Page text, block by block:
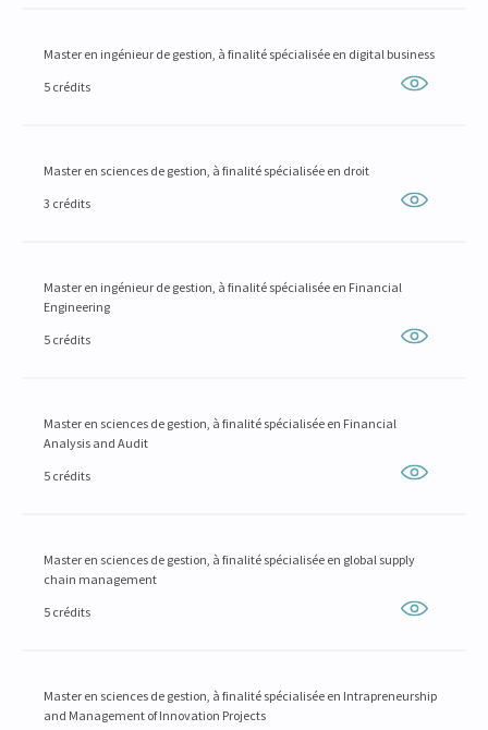
Master en ingénieur de gestion, à finalité spécialisée en digital business
5 crédits
Master en sciences de gestion, à finalité spécialisée en droit
3 crédits
Master en ingénieur de gestion, à finalité spécialisée en Financial
Engineering
5 crédits
Master en sciences de gestion, à finalité spécialisée en Financial
Analysis and Audit
5 crédits
Master en sciences de gestion, à finalité spécialisée en global supply
chain management
5 crédits
Master en sciences de gestion, à finalité spécialisée en Intrapreneurship
and Management of Innovation Projects